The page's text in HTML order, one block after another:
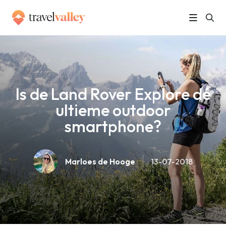
Home
Is de Land Rover Explore dé
ultieme outdoor
smartphone?
Marloes de Hooge 13-07-2018